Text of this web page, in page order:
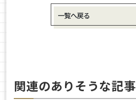
一覧へ戻る
関連のありそうな記事